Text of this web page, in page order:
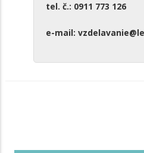
tel. č.: 0911 773 126
e-mail: